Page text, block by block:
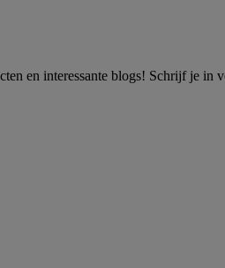
en interessante blogs! Schrijf je in